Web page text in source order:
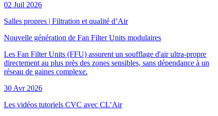
02 Juil 2026
Salles propres | Filtration et qualité d’Air
Nouvelle génération de Fan Filter Units modulaires
Les Fan Filter Units (FFU) assurent un soufflage d'air ultra-propre
directement au plus près des zones sensibles, sans dépendance à un
réseau de gaines complexe.
30 Avr 2026
Les vidéos tutoriels CVC avec CL’Air